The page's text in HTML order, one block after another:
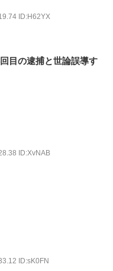
マスとお年玉を一緒
愚痴ってたのに……
定！←いや、毎年の
めアンテナ
いけどわざと負ける
あるジレンマ / おま
ID:H62YX
目の逮捕と世論誤導す
ID:XvNAB
ID:sK0FN